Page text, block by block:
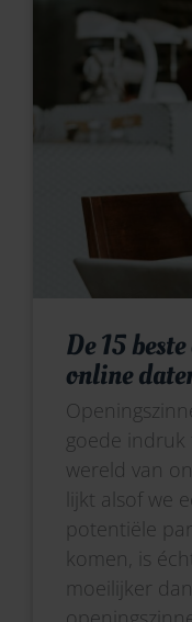
De 15
online
goede indruk
wereld van
lijkt alsof we
potentiële
komen, is
moeilijker